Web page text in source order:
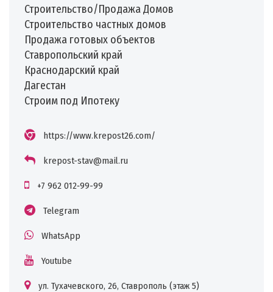
Строительство/Продажа Домов
️Строительство частных домов
️Продажа готовых объектов
Ставропольский край
Краснодарский край
Дагестан
Строим под Ипотеку
https://www.krepost26.com/
krepost-stav@mail.ru
+7 962 012‑99-99
Telegram
WhatsApp
Youtube
ул. Тухачевского, 26, Ставрополь (этаж 5)